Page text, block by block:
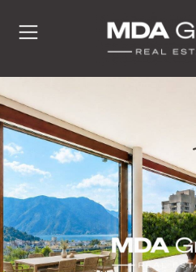
IT
EN
DE
IMMOBILI